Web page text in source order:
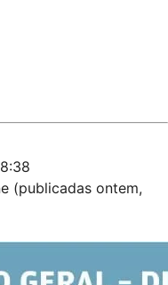
(publicadas ontem,